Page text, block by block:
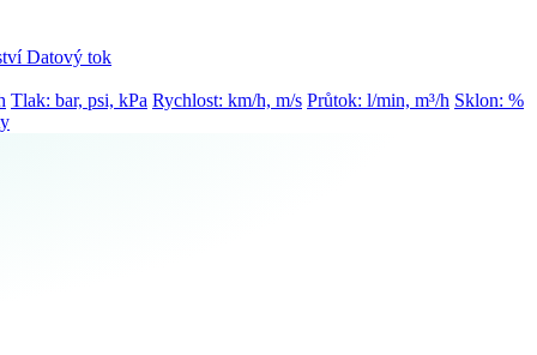
Datový tok
Tlak: bar, psi, kPa Rychlost: km/h, m/s Průtok: l/min, m³/h Sklon: %